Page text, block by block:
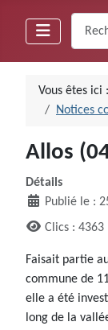
Vous êtes ici :
Notices
Allos
Détails
Publié le :
Clics : 4363
Faisait partie
commune de
elle a été
long de la